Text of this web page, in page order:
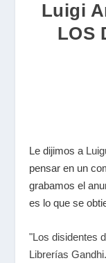
Luigi
LOS
Le dijimos a
pensar en un
grabamos el
es lo que se
"Los disidentes
Librerías Gandhi.